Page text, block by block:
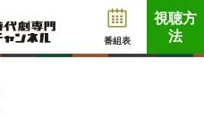
番組表
視聴方
法